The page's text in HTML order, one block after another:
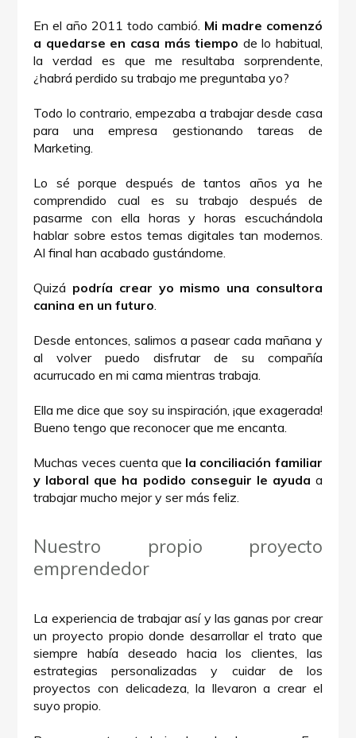
En el año 2011 todo cambió. Mi madre comenzó
a quedarse en casa más tiempo de lo habitual,
la verdad es que me resultaba sorprendente,
¿habrá perdido su trabajo me preguntaba yo?
Todo lo contrario, empezaba a trabajar desde casa
para una empresa gestionando tareas de
Marketing.
Lo sé porque después de tantos años ya he
comprendido cual es su trabajo después de
pasarme con ella horas y horas escuchándola
hablar sobre estos temas digitales tan modernos.
Al final han acabado gustándome.
Quizá podría crear yo mismo una consultora
canina en un futuro.
Desde entonces, salimos a pasear cada mañana y
al volver puedo disfrutar de su compañía
acurrucado en mi cama mientras trabaja.
Ella me dice que soy su inspiración, ¡que exagerada!
Bueno tengo que reconocer que me encanta.
Muchas veces cuenta que la conciliación familiar
y laboral que ha podido conseguir le ayuda a
trabajar mucho mejor y ser más feliz.
Nuestro propio proyecto
emprendedor
La experiencia de trabajar así y las ganas por crear
un proyecto propio donde desarrollar el trato que
siempre había deseado hacia los clientes, las
estrategias personalizadas y cuidar de los
proyectos con delicadeza, la llevaron a crear el
suyo propio.